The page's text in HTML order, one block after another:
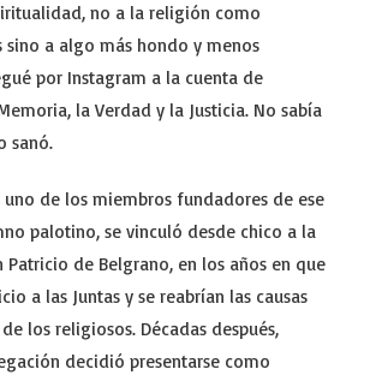
no a la religión como
a algo más hondo y menos
por Instagram a la cuenta de
la Verdad y la Justicia. No sabía
sanó.
uno de los miembros fundadores de ese
palotino, se vinculó desde chico a la
Patricio de Belgrano, en los años en que
a las Juntas y se reabrían las causas
los religiosos. Décadas después,
decidió presentarse como